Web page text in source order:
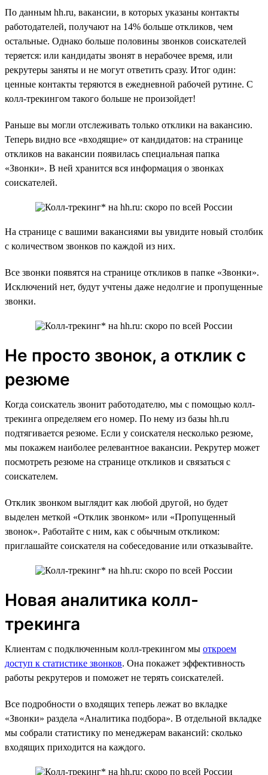
По данным hh.ru, вакансии, в которых указаны контакты
работодателей, получают на 14% больше откликов, чем
остальные. Однако больше половины звонков соискателей
теряется: или кандидаты звонят в нерабочее время, или
рекрутеры заняты и не могут ответить сразу. Итог один:
ценные контакты теряются в ежедневной рабочей рутине. С
колл-трекингом такого больше не произойдет!
Раньше вы могли отслеживать только отклики на вакансию.
Теперь видно все «входящие» от кандидатов: на странице
откликов на вакансии появилась специальная папка
«Звонки». В ней хранится вся информация о звонках
соискателей.
На странице с вашими вакансиями вы увидите новый столбик
с количеством звонков по каждой из них.
Все звонки появятся на странице откликов в папке «Звонки».
Исключений нет, будут учтены даже недолгие и пропущенные
звонки.
Не просто звонок, а отклик с
резюме
Когда соискатель звонит работодателю, мы с помощью колл-
трекинга определяем его номер. По нему из базы hh.ru
подтягивается резюме. Если у соискателя несколько резюме,
мы покажем наиболее релевантное вакансии. Рекрутер может
посмотреть резюме на странице откликов и связаться с
соискателем.
Отклик звонком выглядит как любой другой, но будет
выделен меткой «Отклик звонком» или «Пропущенный
звонок». Работайте с ним, как с обычным откликом:
приглашайте соискателя на собеседование или отказывайте.
Новая аналитика колл-
трекинга
Клиентам с подключенным колл-трекингом мы откроем
доступ к статистике звонков. Она покажет эффективность
работы рекрутеров и поможет не терять соискателей.
Все подробности о входящих теперь лежат во вкладке
«Звонки» раздела «Аналитика подбора». В отдельной вкладке
мы собрали статистику по менеджерам вакансий: сколько
входящих приходится на каждого.